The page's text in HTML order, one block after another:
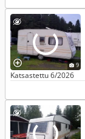
9
Katsastettu 6/2026